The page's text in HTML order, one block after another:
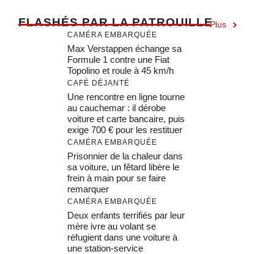
FLASHÉS PAR LA PATROUILLEPlus
CAMÉRA EMBARQUÉE
Max Verstappen échange sa
Formule 1 contre une Fiat
Topolino et roule à 45 km/h
CAFÉ DÉJANTÉ
Une rencontre en ligne tourne
au cauchemar : il dérobe
voiture et carte bancaire, puis
exige 700 € pour les restituer
CAMÉRA EMBARQUÉE
Prisonnier de la chaleur dans
sa voiture, un fêtard libère le
frein à main pour se faire
remarquer
CAMÉRA EMBARQUÉE
Deux enfants terrifiés par leur
mère ivre au volant se
réfugient dans une voiture à
une station-service